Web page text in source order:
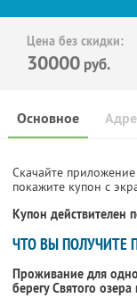
Цена без скидки:
30000 руб.
Основное
Скачайте
покажите купон с
Купон действителен
ЧТО ВЫ ПОЛУЧИТЕ
Проживание для
берегу Святого